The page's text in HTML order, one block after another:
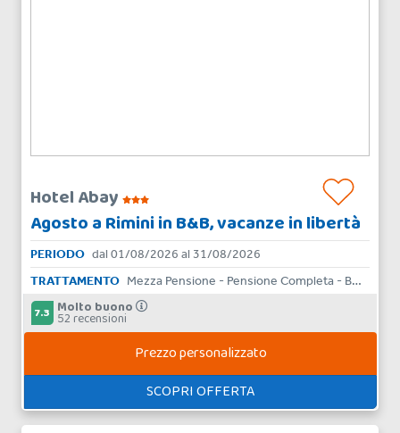
Hotel Abay
Agosto a Rimini in B&B, vacanze in libertà
PERIODO dal 01/08/2026 al 31/08/2026
TRATTAMENTO
Mezza Pensione - Pensione Completa - Bed & Breakfast - Solo Pernottamento
7.3 Molto buono
52 recensioni
Prezzo personalizzato
SCOPRI OFFERTA